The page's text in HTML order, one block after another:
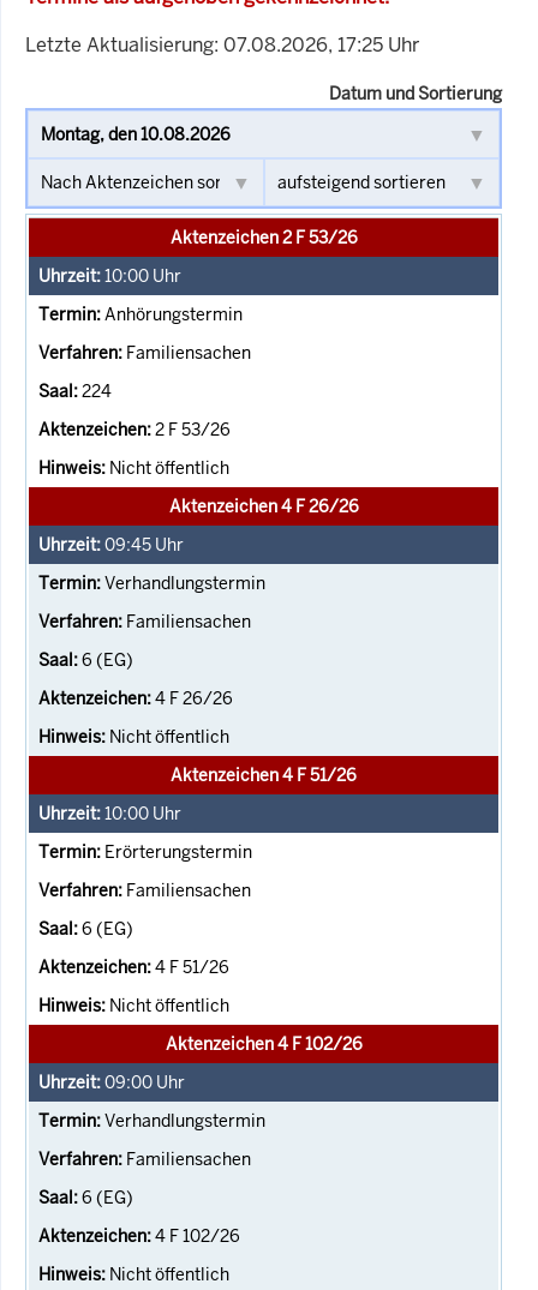
Letzte Aktualisierung: 07.08.2026, 17:25 Uhr
Datum und Sortierung
Aktenzeichen 2 F 53/26
10:00 Uhr
Anhörungstermin
Familiensachen
224
2 F 53/26
Nicht öffentlich
Aktenzeichen 4 F 26/26
09:45 Uhr
Verhandlungstermin
Familiensachen
6 (EG)
4 F 26/26
Nicht öffentlich
Aktenzeichen 4 F 51/26
10:00 Uhr
Erörterungstermin
Familiensachen
6 (EG)
4 F 51/26
Nicht öffentlich
Aktenzeichen 4 F 102/26
09:00 Uhr
Verhandlungstermin
Familiensachen
6 (EG)
4 F 102/26
Nicht öffentlich